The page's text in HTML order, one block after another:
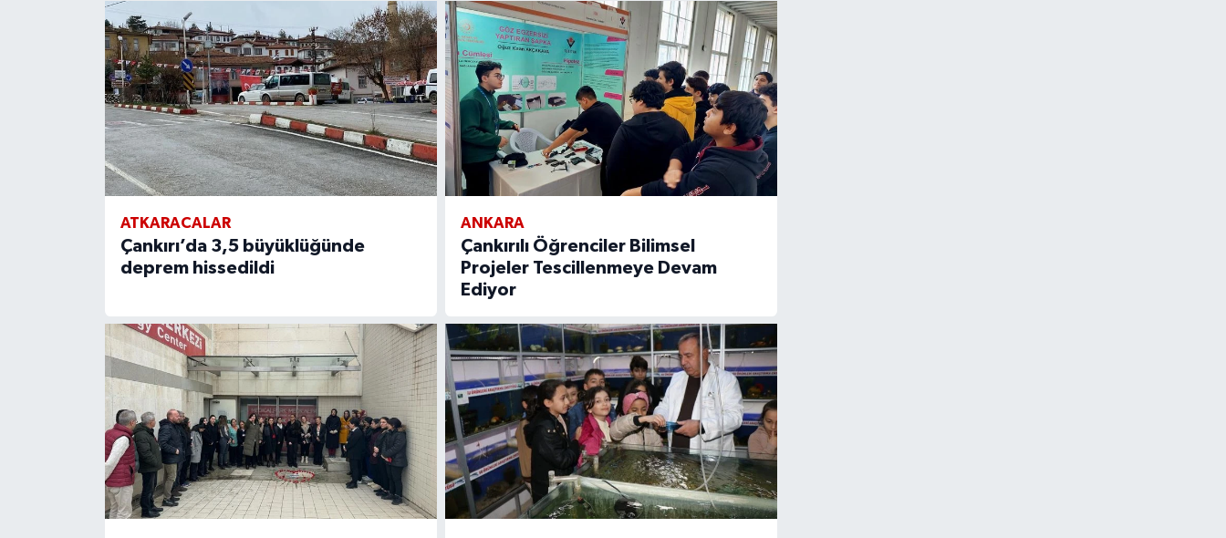
ATKARACALAR
Çankırı’da 3,5 büyüklüğünde
deprem hissedildi
ANKARA
Çankırılı Öğrenciler Bilimsel
Projeler Tescillenmeye Devam
Ediyor